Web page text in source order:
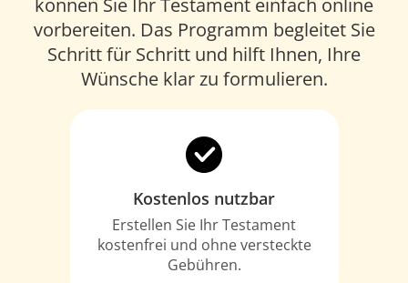
können Sie Ihr Testament einfach online
vorbereiten. Das Programm begleitet Sie
Schritt für Schritt und hilft Ihnen, Ihre
Wünsche klar zu formulieren.
Kostenlos nutzbar
Erstellen Sie Ihr Testament
kostenfrei und ohne versteckte
Gebühren.